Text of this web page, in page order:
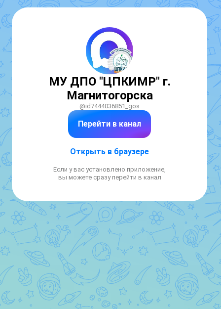
МУ ДПО "ЦПКИМР" г.
Магнитогорска
@id7444036851_gos
Перейти в канал
Открыть в браузере
Если у вас установлено приложение,
вы можете сразу перейти в канал